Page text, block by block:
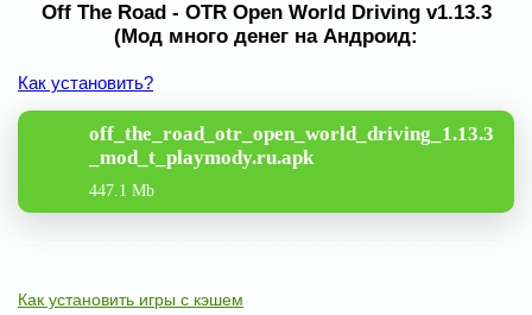
Off The Road - OTR Open World Driving v1.13.3
(Мод много денег на Андроид:
Как установить?
off_the_road_otr_open_world_driving_1.13.3
_mod_t_playmody.ru.apk
447.1 Mb
Как установить игры с кэшем